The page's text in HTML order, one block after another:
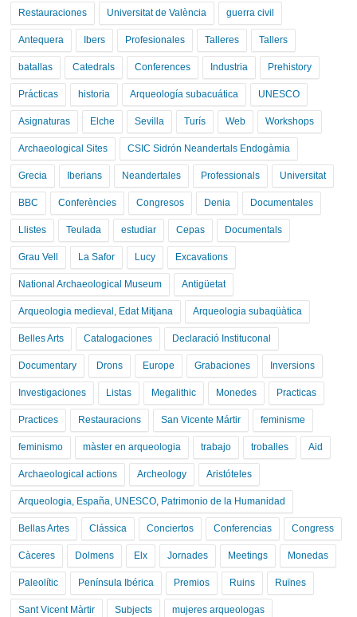
Restauraciones Universitat de València guerra civil
Antequera Ibers Profesionales Talleres Tallers
batallas Catedrals Conferences Industria Prehistory
Prácticas historia Arqueología subacuática UNESCO
Asignaturas Elche Sevilla Turís Web Workshops
Archaeological Sites CSIC Sidrón Neandertals Endogàmia
Grecia Iberians Neandertales Professionals Universitat
BBC Conferències Congresos Denia Documentales
Llistes Teulada estudiar Cepas Documentals
Grau Vell La Safor Lucy Excavations
National Archaeological Museum Antigüetat
Arqueologia medieval, Edat Mitjana Arqueologia subaqüàtica
Belles Arts Catalogaciones Declaració Instituconal
Documentary Drons Europe Grabaciones Inversions
Investigaciones Listas Megalithic Monedes Practicas
Practices Restauracions San Vicente Mártir feminisme
feminismo màster en arqueologia trabajo troballes Aid
Archaeological actions Archeology Aristóteles
Arqueologia, España, UNESCO, Patrimonio de la Humanidad
Bellas Artes Clássica Conciertos Conferencias Congress
Càceres Dolmens Elx Jornades Meetings Monedas
Paleolític Península Ibérica Premios Ruins Ruïnes
Sant Vicent Màrtir Subjects mujeres arqueologas